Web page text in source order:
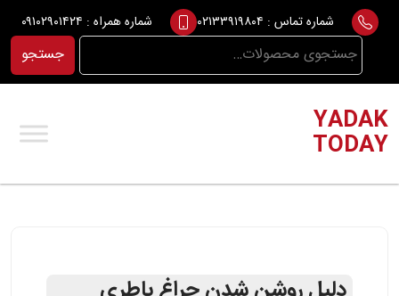
Skip
content
شماره تماس : ۰۲۱۳۳۹۱۹۸۰۴ شماره همراه : ۰۹۱۰۲۹۰۱۴۲۴
جستجو
برای:
جستجو
YADAK
TODAY